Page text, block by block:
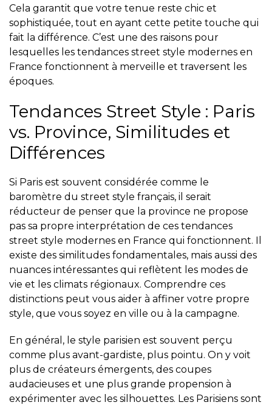
Cela garantit que votre tenue reste chic et
sophistiquée, tout en ayant cette petite touche qui
fait la différence. C’est une des raisons pour
lesquelles les tendances street style modernes en
France fonctionnent à merveille et traversent les
époques.
Tendances Street Style : Paris
vs. Province, Similitudes et
Différences
Si Paris est souvent considérée comme le
baromètre du street style français, il serait
réducteur de penser que la province ne propose
pas sa propre interprétation de ces tendances
street style modernes en France qui fonctionnent. Il
existe des similitudes fondamentales, mais aussi des
nuances intéressantes qui reflètent les modes de
vie et les climats régionaux. Comprendre ces
distinctions peut vous aider à affiner votre propre
style, que vous soyez en ville ou à la campagne.
En général, le style parisien est souvent perçu
comme plus avant-gardiste, plus pointu. On y voit
plus de créateurs émergents, des coupes
audacieuses et une plus grande propension à
expérimenter avec les silhouettes. Les Parisiens sont